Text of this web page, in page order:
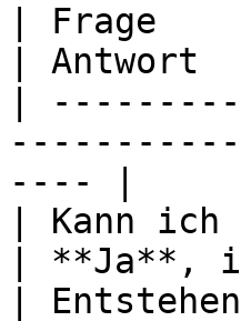
| Frage
|
|
---- |
| Kann
| **Ja**,
|